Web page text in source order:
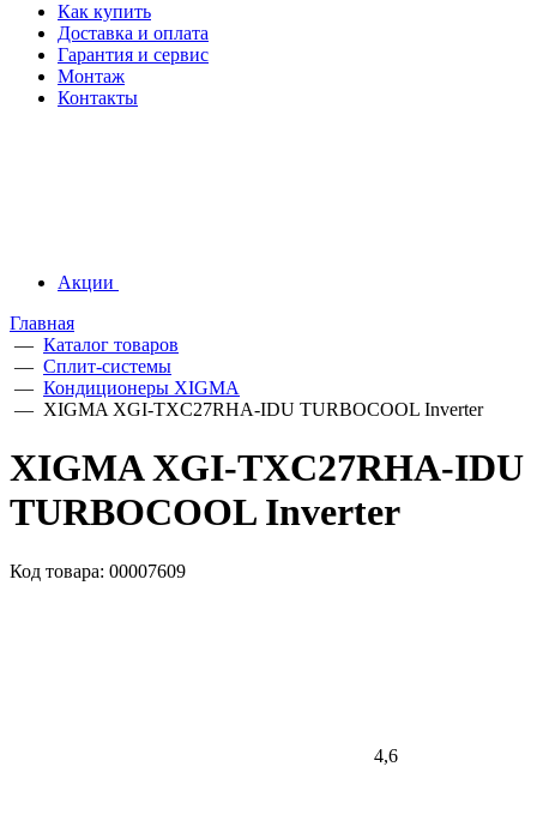
Как купить
Доставка и оплата
Гарантия и сервис
Монтаж
Контакты
Акции
Главная
— Каталог товаров
— Сплит-системы
— Кондиционеры XIGMA
— XIGMA XGI-TXC27RHA-IDU TURBOCOOL Inverter
XIGMA XGI-TXC27RHA-IDU
TURBOCOOL Inverter
Код товара: 00007609
4,6